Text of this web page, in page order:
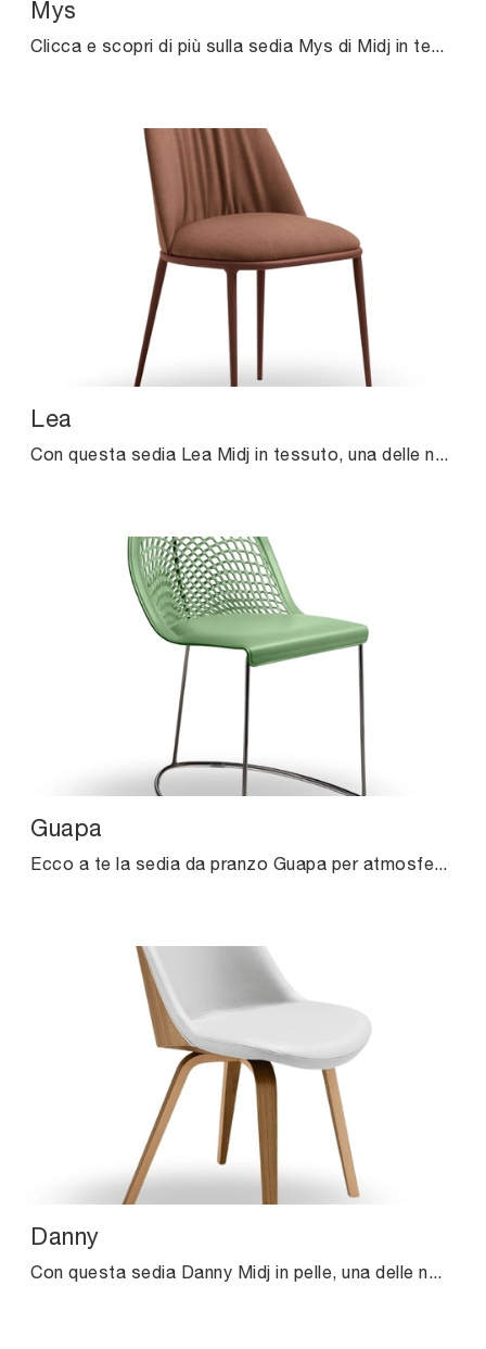
Mys
Clicca e scopri di più sulla sedia Mys di Midj in tessuto: le più originali Sedie fisse design ti aspettano.
Lea
Con questa sedia Lea Midj in tessuto, una delle nostre sedute fisse moderne, potrai completare i tuoi locali.
Guapa
Ecco a te la sedia da pranzo Guapa per atmosfere design, tra le più originali Sedie fisse di Midj.
Danny
Con questa sedia Danny Midj in pelle, una delle nostre sedute fisse moderne, potrai impreziosire i tuoi spazi.